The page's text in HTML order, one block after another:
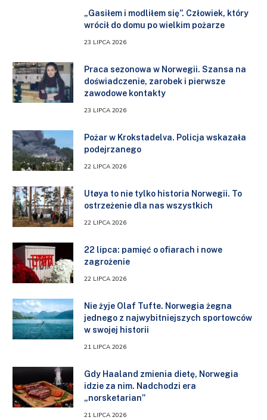
„Gasiłem i modliłem się”. Człowiek, który
wrócił do domu po wielkim pożarze
23 LIPCA 2026
Praca sezonowa w Norwegii. Szansa na
doświadczenie, zarobek i pierwsze
zawodowe kontakty
23 LIPCA 2026
Pożar w Krokstadelva. Policja wskazała
podejrzanego
22 LIPCA 2026
Utøya to nie tylko historia Norwegii. To
ostrzeżenie dla nas wszystkich
22 LIPCA 2026
22 lipca: pamięć o ofiarach i nowe
zagrożenie
22 LIPCA 2026
Nie żyje Olaf Tufte. Norwegia żegna
jednego z najwybitniejszych sportowców
w swojej historii
21 LIPCA 2026
Gdy Haaland zmienia dietę, Norwegia
idzie za nim. Nadchodzi era
„norsketarian”
21 LIPCA 2026